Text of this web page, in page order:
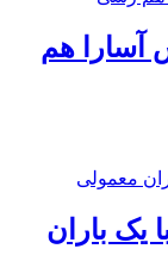
آسارا هم
یک باران